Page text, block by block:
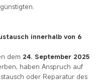
innerhalb von 6
dem 24. September 2025
haben Anspruch auf
oder Reparatur des